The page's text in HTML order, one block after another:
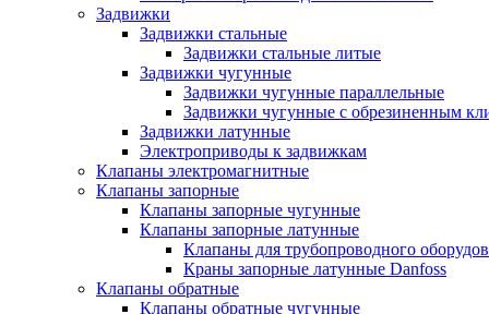
Задвижки
Задвижки стальные
Задвижки стальные литые
Задвижки чугунные
Задвижки чугунные параллельные
Задвижки чугунные с обрезиненным
Задвижки латунные
Электроприводы к задвижкам
Клапаны электромагнитные
Клапаны запорные
Клапаны запорные чугунные
Клапаны запорные латунные
Клапаны для трубопроводного
Краны запорные латунные Danfoss
Клапаны обратные
Клапаны обратные чугунные